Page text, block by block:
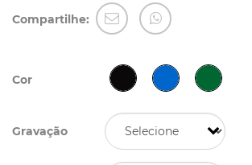
Compartilhe:
Cor
Gravação